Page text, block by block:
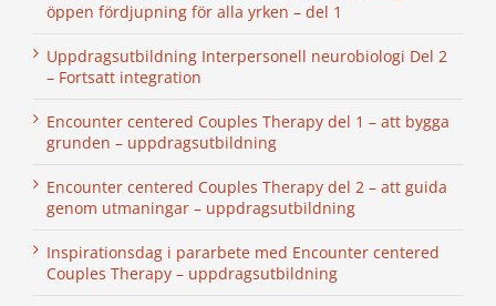
öppen fördjupning för alla yrken – del 1
Uppdragsutbildning Interpersonell neurobiologi Del 2
– Fortsatt integration
Encounter centered Couples Therapy del 1 – att bygga
grunden – uppdragsutbildning
Encounter centered Couples Therapy del 2 – att guida
genom utmaningar – uppdragsutbildning
Inspirationsdag i pararbete med Encounter centered
Couples Therapy – uppdragsutbildning